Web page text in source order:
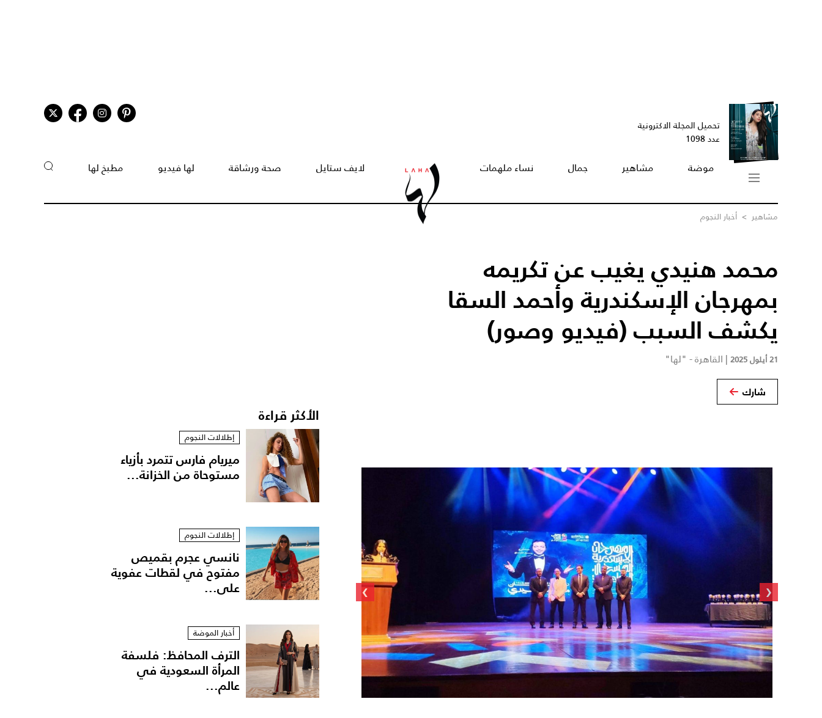
تحميل المجلة الاكترونية
عدد 1098
موضة مشاهير جمال نساء ملهمات لايف ستايل صحة ورشاقة لها فيديو مطبخ لها
مشاهير > أخبار النجوم
محمد هنيدي يغيب عن تكريمه
بمهرجان الإسكندرية وأحمد السقا
يكشف السبب (فيديو وصور)
21 أيلول 2025 | القاهرة - "لها"
شارك
‹
›
الأكثر قراءة
إطلالات النجوم
ميريام فارس تتمرد بأزياء
مستوحاة من الخزانة...
إطلالات النجوم
نانسي عجرم بقميص
مفتوح في لقطات عفوية
على...
أخبار الموضة
الترف المحافظ: فلسفة
المرأة السعودية في
عالم...